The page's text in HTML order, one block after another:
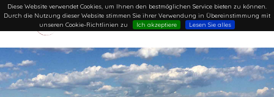
Diese Website verwendet Cookies, um Ihnen den bestmöglichen Service bieten zu können.
Durch die Nutzung dieser Website stimmen Sie ihrer Verwendung in Übereinstimmung mit
unseren Cookie-Richtlinien zu
Ich akzeptiere Lesen Sie alles